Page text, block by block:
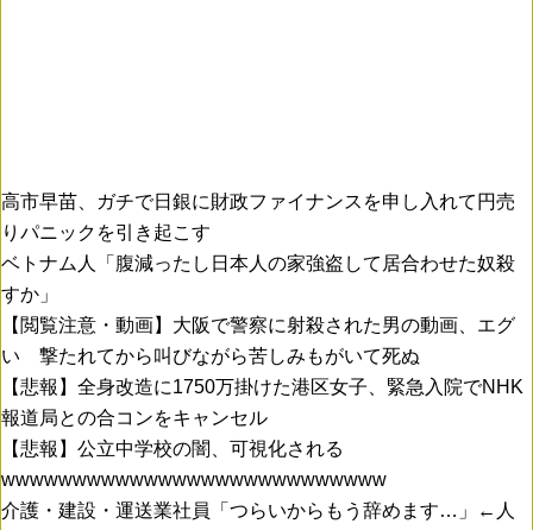
高市早苗、ガチで日銀に財政ファイナンスを申し入れて円売
りパニックを引き起こす
ベトナム人「腹減ったし日本人の家強盗して居合わせた奴殺
すか」
【閲覧注意・動画】大阪で警察に射殺された男の動画、エグ
い 撃たれてから叫びながら苦しみもがいて死ぬ
【悲報】全身改造に1750万掛けた港区女子、緊急入院でNHK
報道局との合コンをキャンセル
【悲報】公立中学校の闇、可視化される
wwwwwwwwwwwwwwwwwwwwwwwwwww
介護・建設・運送業社員「つらいからもう辞めます…」←人